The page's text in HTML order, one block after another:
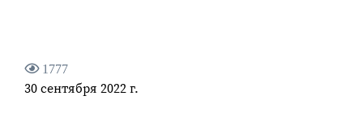
1777
30 сентября 2022 г.